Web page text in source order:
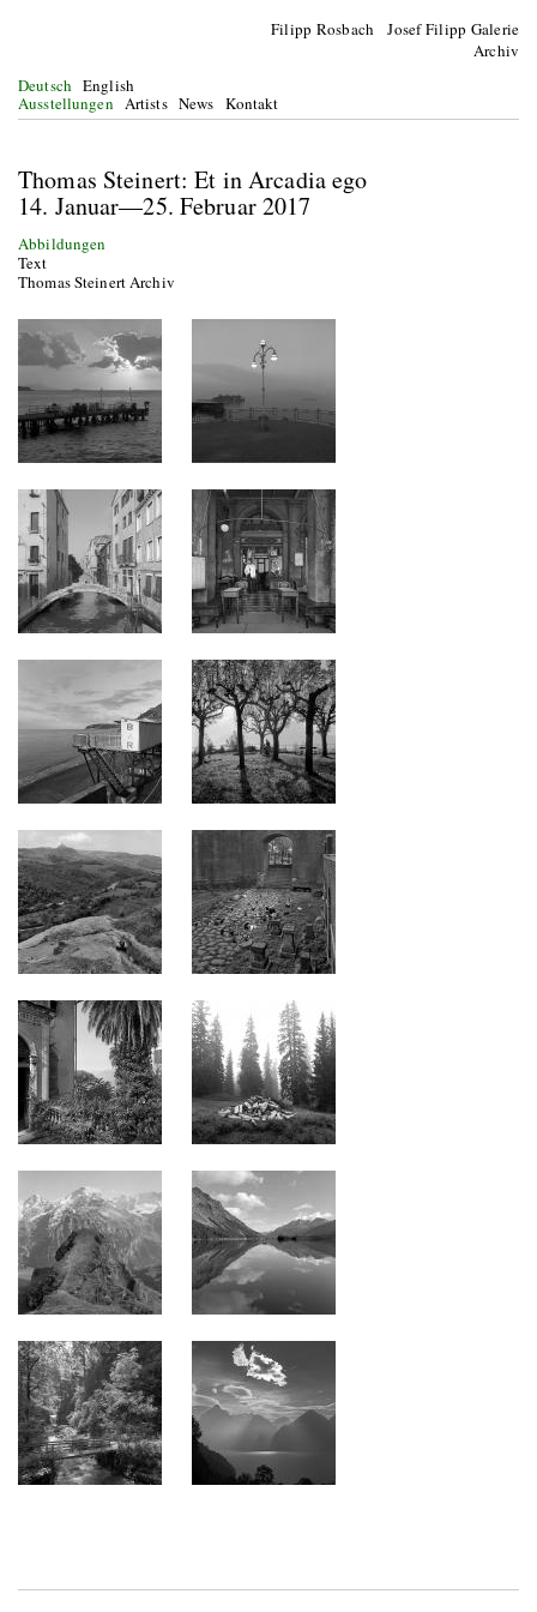
Filipp Rosbach Josef Filipp Galerie
Archiv
Deutsch English
Ausstellungen Artists News Kontakt
Thomas Steinert: Et in Arcadia ego
14. Januar—25. Februar 2017
Abbildungen
Text
Thomas Steinert Archiv